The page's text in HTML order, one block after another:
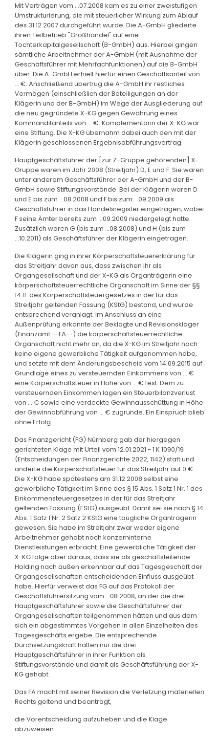
Mit Verträgen vom ...07.2008 kam es zu einer zweistufigen
Umstrukturierung, die mit steuerlicher Wirkung zum Ablauf
des 31.12.2007 durchgeführt wurde. Die A-GmbH gliederte
ihren Teilbetrieb "Großhandel" auf eine
Tochterkapitalgesellschaft (B-GmbH) aus. Hierbei gingen
sämtliche Arbeitnehmer der A-GmbH (mit Ausnahme der
Geschäftsführer mit Mehrfachfunktionen) auf die B-GmbH
über. Die A-GmbH erhielt hierfür einen Geschäftsanteil von
... €. Anschließend übertrug die A-GmbH ihr restliches
Vermögen (einschließlich der Beteiligungen an der
Klägerin und der B-GmbH) im Wege der Ausgliederung auf
die neu gegründete X-KG gegen Gewährung eines
Kommanditanteils von ... €. Komplementärin der X-KG war
eine Stiftung. Die X-KG übernahm dabei auch den mit der
Klägerin geschlossenen Ergebnisabführungsvertrag.
Hauptgeschäftsführer der [zur Z-Gruppe gehörenden] X-
Gruppe waren im Jahr 2008 (Streitjahr) D, E und F. Sie waren
unter anderem Geschäftsführer der A-GmbH und der B-
GmbH sowie Stiftungsvorstände. Bei der Klägerin waren D
und E bis zum ...08.2008 und F bis zum ...09.2009 als
Geschäftsführer in das Handelsregister eingetragen, wobei
F seine Ämter bereits zum ...09.2009 niedergelegt hatte.
Zusätzlich waren G (bis zum ...08.2008) und H (bis zum
...10.2011) als Geschäftsführer der Klägerin eingetragen.
Die Klägerin ging in ihrer Körperschaftsteuererklärung für
das Streitjahr davon aus, dass zwischen ihr als
Organgesellschaft und der X-KG als Organträgerin eine
körperschaftsteuerrechtliche Organschaft im Sinne der §§
14 ff. des Körperschaftsteuergesetzes in der für das
Streitjahr geltenden Fassung (KStG) bestand, und wurde
entsprechend veranlagt. Im Anschluss an eine
Außenprüfung erkannte der Beklagte und Revisionskläger
(Finanzamt --FA--) die körperschaftsteuerrechtliche
Organschaft nicht mehr an, da die X-KG im Streitjahr noch
keine eigene gewerbliche Tätigkeit aufgenommen habe,
und setzte mit dem Änderungsbescheid vom 14.09.2015 auf
Grundlage eines zu versteuernden Einkommens von ... €
eine Körperschaftsteuer in Höhe von ... € fest. Dem zu
versteuernden Einkommen lagen ein Steuerbilanzverlust
von ... € sowie eine verdeckte Gewinnausschüttung in Höhe
der Gewinnabführung von ... € zugrunde. Ein Einspruch blieb
ohne Erfolg.
Das Finanzgericht (FG) Nürnberg gab der hiergegen
gerichteten Klage mit Urteil vom 12.01.2021 - 1 K 1090/19
(Entscheidungen der Finanzgerichte 2022, 1142) statt und
änderte die Körperschaftsteuer für das Streitjahr auf 0 €.
Die X-KG habe spätestens am 31.12.2008 selbst eine
gewerbliche Tätigkeit im Sinne des § 15 Abs. 1 Satz 1 Nr. 1 des
Einkommensteuergesetzes in der für das Streitjahr
geltenden Fassung (EStG) ausgeübt. Damit sei sie nach § 14
Abs. 1 Satz 1 Nr. 2 Satz 2 KStG eine taugliche Organträgerin
gewesen. Sie habe im Streitjahr zwar weder eigene
Arbeitnehmer gehabt noch konzerninterne
Dienstleistungen erbracht. Eine gewerbliche Tätigkeit der
X-KG folge aber daraus, dass sie als geschäftsleitende
Holding nach außen erkennbar auf das Tagesgeschäft der
Organgesellschaften entscheidenden Einfluss ausgeübt
habe. Hierfür verweist das FG auf das Protokoll der
Geschäftsführersitzung vom ...08.2008, an der die drei
Hauptgeschäftsführer sowie die Geschäftsführer der
Organgesellschaften teilgenommen hätten und aus dem
sich ein abgestimmtes Vorgehen in allen Einzelheiten des
Tagesgeschäfts ergebe. Die entsprechende
Durchsetzungskraft hätten nur die drei
Hauptgeschäftsführer in ihrer Funktion als
Stiftungsvorstände und damit als Geschäftsführung der X-
KG gehabt.
Das FA macht mit seiner Revision die Verletzung materiellen
Rechts geltend und beantragt,
die Vorentscheidung aufzuheben und die Klage
abzuweisen.